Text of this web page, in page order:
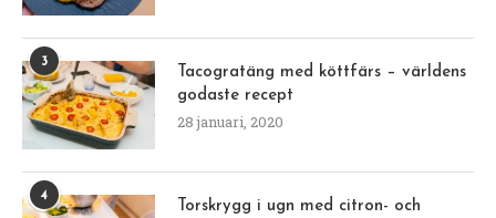
3
Tacogratäng med köttfärs – världens
godaste recept
28 januari, 2020
4
Torskrygg i ugn med citron- och